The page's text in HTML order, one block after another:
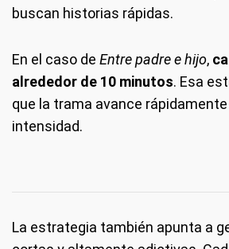
buscan historias rápidas.
En el caso de Entre padre e hijo,
alrededor de 10 minutos. Esa
que la trama avance
intensidad.
La estrategia también apunta a